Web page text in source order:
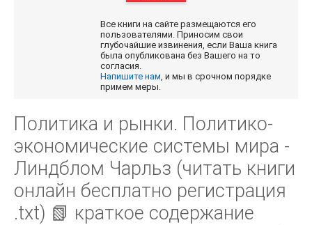
Все книги на сайте размещаются его
пользователями. Приносим свои
глубочайшие извинения, если Ваша книга
была опубликована без Вашего на то
согласия.
Напишите нам , и мы в срочном порядке
примем меры.
Политика и рынки. Политико-
экономические системы мира -
Линдблом Чарльз (читать книги
онлайн бесплатно регистрация
.txt) 📗 краткое содержание